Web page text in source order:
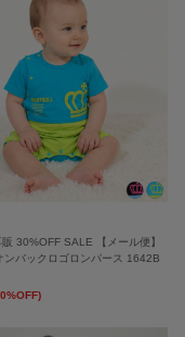
30%OFF SALE 【メール便】
ンバックロゴロンパース 1642B